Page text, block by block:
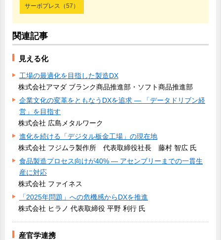
サーボプレス（57）
関連記事
見える化
工場の最適化を目指した製造DX
株式会社アマダ ブランク商品推進部・ソフト商品推進部
企業文化の変革をともなうDXを追求 ― 「データドリブン経
営」を目指す
株式会社 広島メタルワーク
進化を続ける「デジタル板金工場」の現在地
株式会社 フジムラ製作所 代表取締役社長 藤村 智広 氏
食品製造プロセス向けが40% ― アセンブリーまでの一貫生
産に対応
株式会社 ファイネス
「2025年問題」への危機感からDXを推進
株式会社 ヒラノ 代表取締役 平野 利行 氏
産官学連携